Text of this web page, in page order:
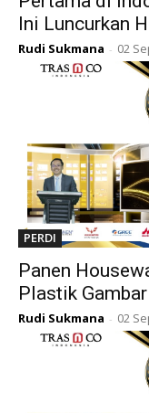
Ini Luncurkan
Rudi Sukmana - 02
PERDI
Panen
Plastik
Rudi Sukmana - 02